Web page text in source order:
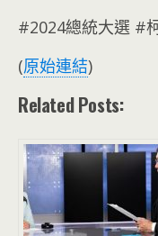
#2024總統大選 #
(原始連結)
Related Posts: